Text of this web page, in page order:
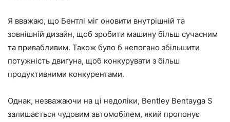
Я вважаю, що Бентлі міг оновити внутрішній та
зовнішній дизайн, щоб зробити машину більш сучасним
та привабливим. Також було б непогано збільшити
потужність двигуна, щоб конкурувати з більш
продуктивними конкурентами.
Однак, незважаючи на ці недоліки, Bentley Bentayga S
залишається чудовим автомобілем, який пропонує